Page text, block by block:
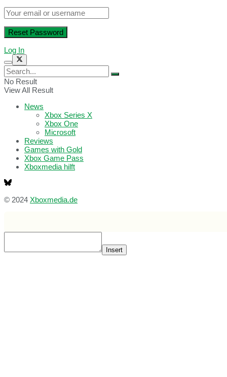
Log In
No Result
View All Result
News
Xbox Series X
Xbox One
Microsoft
Reviews
Games with Gold
Xbox Game Pass
Xboxmedia hilft
© 2024 Xboxmedia.de
Insert